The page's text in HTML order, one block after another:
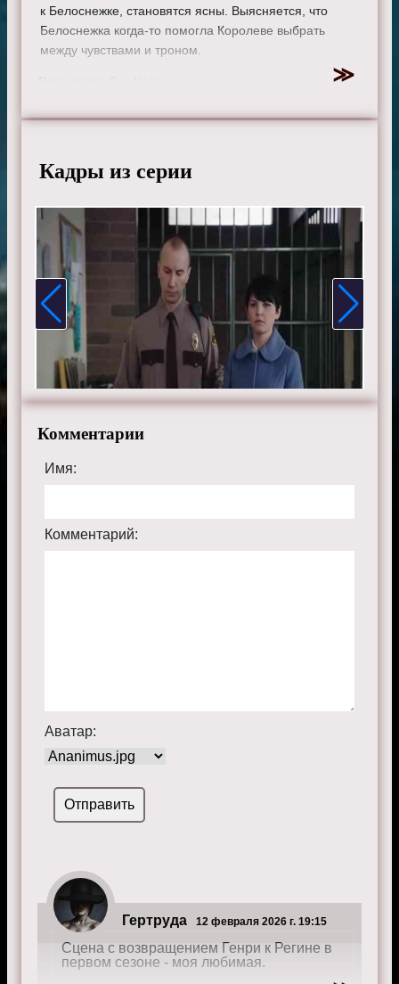
к Белоснежке, становятся ясны. Выясняется, что
Белоснежка когда-то помогла Королеве выбрать
между чувствами и троном.
Лана Паррия, Джошуа Даллас, Джаред Гилмор, Роберт
Бэйли, Меган Ори, Эмили де Рэвин, Колин О'Донохью,
Майкл Реймонд-Джеймс, Майкл Сока, Ребекка Мэйдер,
Габриэль Анвар, Элисон Фернандес и Мекиа Кокс.
Смотрите онлайн 1 сезон 18 серию «Однажды в
сказке » бесплатно в хорошем HD качестве, на
телефоне, планшете, пк или телевизоре на сайте
onceupon-a-time.ru.
Кадры из серии
Комментарии
Имя:
Комментарий:
Аватар:
Гертруда 12 февраля 2026 г. 19:15
Сцена с возвращением Генри к Регине в
первом сезоне - моя любимая.